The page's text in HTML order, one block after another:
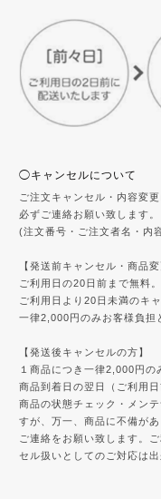
◯キャンセルについて
ご注文キャンセル・内容変
必ずご連絡お願い致します。
(注文番号・ご注文者名・内
【発送前キャンセル・商品変
ご利用日の20日前まで無料。
ご利用日より20日未満のキ
一律2,000円のみお客様負担
【発送後キャンセルの方】
１商品につき一律2,000円の
商品到着日の翌日（ご利用
商品の状態チェック・メン
すが、万一、商品に不備が
ご連絡をお願い致します。
セル扱いとしてのご対応は